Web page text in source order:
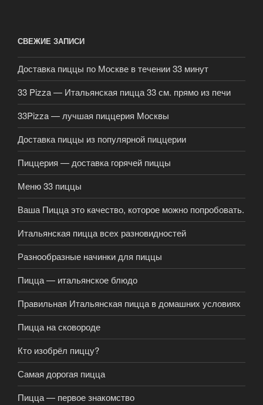
СВЕЖИЕ ЗАПИСИ
Доставка пиццы по Москве в течении 33 минут
33 Pizza — Итальянская пицца 33 см. прямо из печи
33Pizza — лучшая пиццерия Москвы
Доставка пиццы из популярной пиццерии
Пиццерия — доставка горячей пиццы
Меню 33 пиццы
Ваша Пицца это качество, которое можно попробовать.
Итальянская пицца всех разновидностей
Разнообразные начинки для пиццы
Пицца — итальянское блюдо
Правильная Итальянская пицца в домашних условиях
Пицца на сковороде
Кто изобрёл пиццу?
Самая дорогая пицца
Пицца — первое знакомство